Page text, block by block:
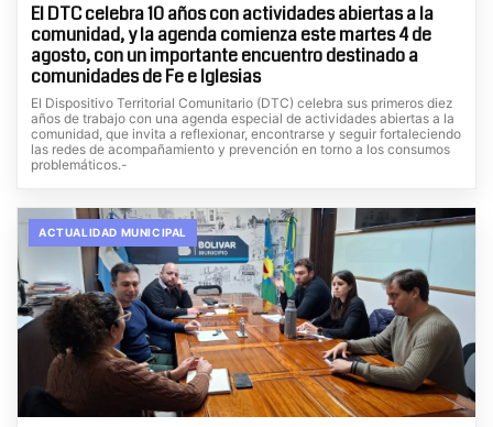
El DTC celebra 10 años con actividades abiertas a la
comunidad, y la agenda comienza este martes 4 de
agosto, con un importante encuentro destinado a
comunidades de Fe e Iglesias
El Dispositivo Territorial Comunitario (DTC) celebra sus primeros diez
años de trabajo con una agenda especial de actividades abiertas a la
comunidad, que invita a reflexionar, encontrarse y seguir fortaleciendo
las redes de acompañamiento y prevención en torno a los consumos
problemáticos.-
ACTUALIDAD MUNICIPAL